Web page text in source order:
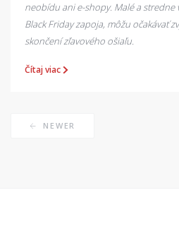
neobídu ani e-shopy. Malé a stredne
Black Friday zapoja, môžu očakávať
skončení zľavového ošiaľu.
Čítaj viac
NEWER